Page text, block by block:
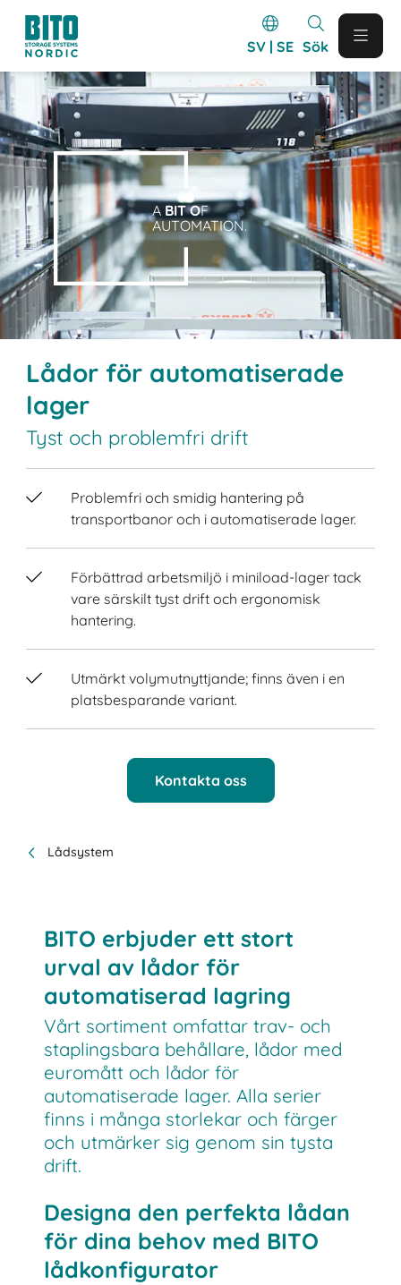
SV | SE Sök
A BIT OF
AUTOMATION.
Lådor för automatiserade
lager
Tyst och problemfri drift
Problemfri och smidig hantering på
transportbanor och i automatiserade lager.
Förbättrad arbetsmiljö i miniload-lager tack
vare särskilt tyst drift och ergonomisk
hantering.
Utmärkt volymutnyttjande; finns även i en
platsbesparande variant.
Kontakta oss
Lådsystem
BITO erbjuder ett stort
urval av lådor för
automatiserad lagring
Vårt sortiment omfattar trav- och
staplingsbara behållare, lådor med
euromått och lådor för
automatiserade lager. Alla serier
finns i många storlekar och färger
och utmärker sig genom sin tysta
drift.
Designa den perfekta lådan
för dina behov med BITO
lådkonfigurator